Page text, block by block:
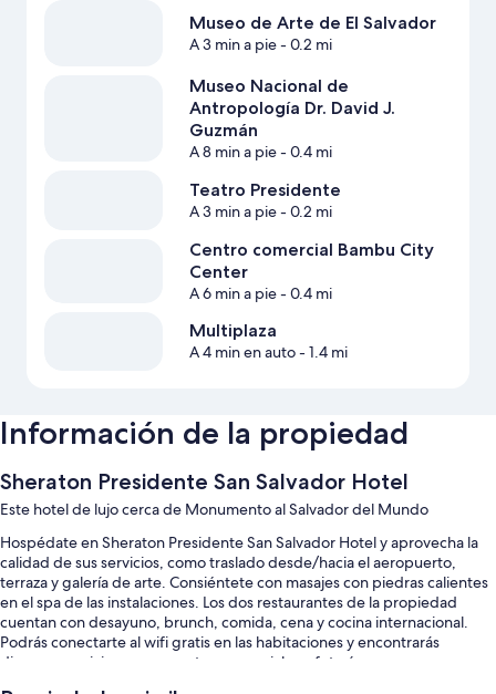
Museo de Arte de El Salvador
A 3 min a pie- 0.2 mi
Museo Nacional de
Antropología Dr. David J.
Guzmán
A 8 min a pie- 0.4 mi
Teatro Presidente
A 3 min a pie- 0.2 mi
Centro comercial Bambu City
Center
A 6 min a pie- 0.4 mi
Multiplaza
A 4 min en auto- 1.4 mi
Información de la propiedad
Sheraton Presidente San Salvador Hotel
Este hotel de lujo cerca de Monumento al Salvador del Mundo
Hospédate en Sheraton Presidente San Salvador Hotel y aprovecha la
calidad de sus servicios, como traslado desde/hacia el aeropuerto,
terraza y galería de arte. Consiéntete con masajes con piedras calientes
en el spa de las instalaciones. Los dos restaurantes de la propiedad
cuentan con desayuno, brunch, comida, cena y cocina internacional.
Podrás conectarte al wifi gratis en las habitaciones y encontrarás
diversos servicios, como centro comercial y cafetería.